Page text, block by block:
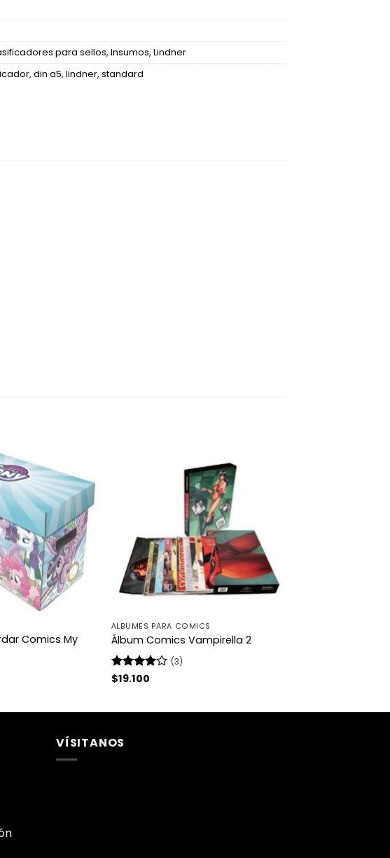
para sellos, Insumos, Lindner
, din a5, lindner, standard
Comics My
ÁLBUMES PARA COMICS
Álbum Comics Vampirella 2
Valorado
(3)
$19.100
VÍSITANOS